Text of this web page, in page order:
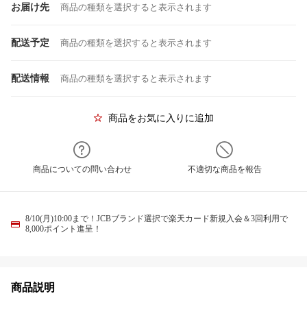
お届け先 商品の種類を選択すると表示されます
配送予定 商品の種類を選択すると表示されます
配送情報 商品の種類を選択すると表示されます
商品をお気に入りに追加
商品についての問い合わせ 不適切な商品を報告
8/10(月)10:00まで！JCBブランド選択で楽天カード新規入会＆3回利用で
8,000ポイント進呈！
商品説明